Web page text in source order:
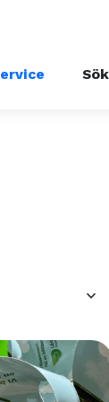
Sök
keyboard_arrow_down